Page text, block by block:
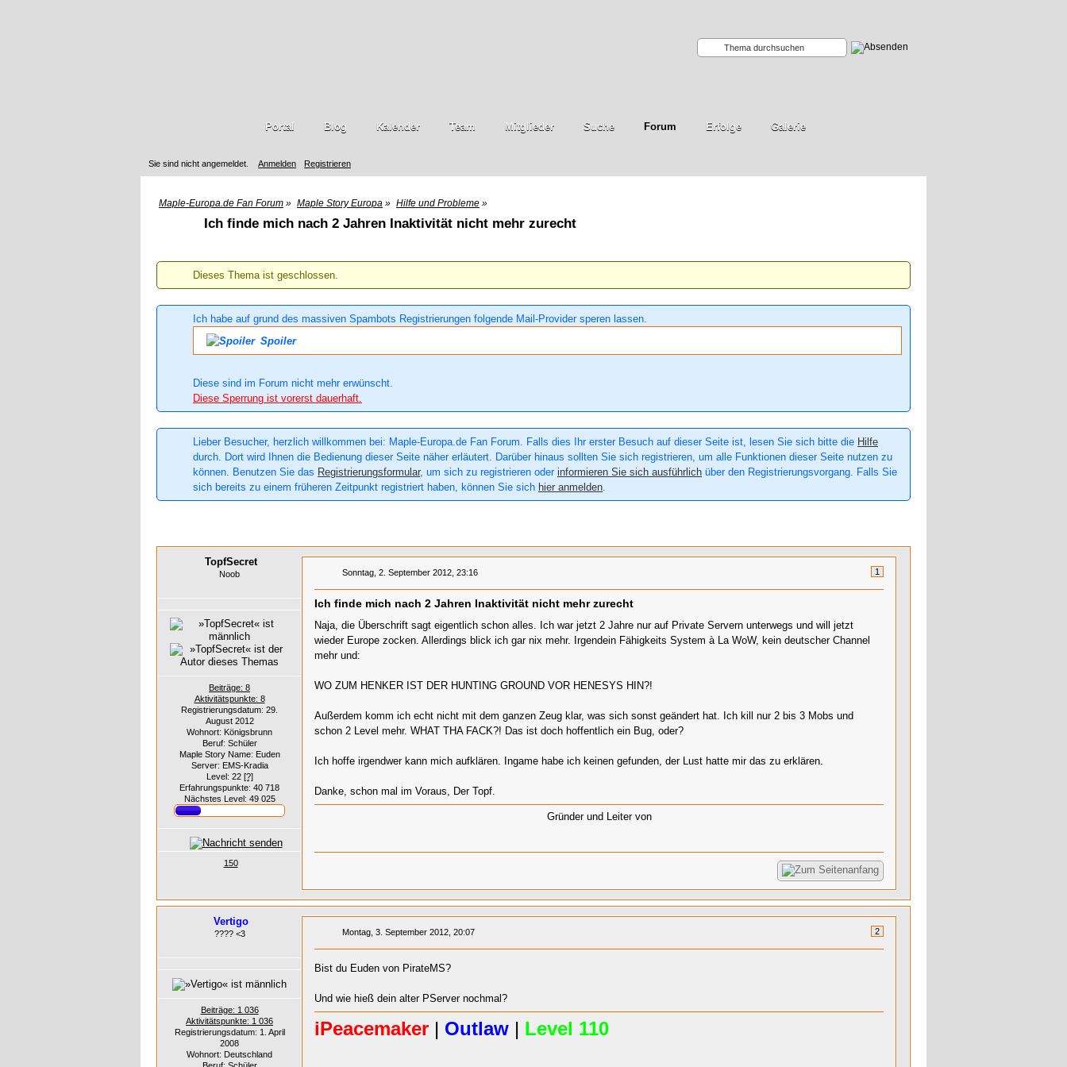
Sie sind nicht angemeldet. Anmelden Registrieren
Portal Blog Kalender Team Mitglieder Suche Forum Erfolge Galerie
Maple-Europa.de Fan Forum » Maple Story Europa » Hilfe und Probleme »
Ich finde mich nach 2 Jahren Inaktivität nicht mehr zurecht
Dieses Thema ist geschlossen.
Ich habe auf grund des massiven Spambots Registrierungen folgende Mail-Provider speren lassen.
Spoiler
Diese sind im Forum nicht mehr erwünscht.
Diese Sperrung ist vorerst dauerhaft.
Lieber Besucher, herzlich willkommen bei: Maple-Europa.de Fan Forum. Falls dies Ihr erster Besuch auf dieser Seite ist, lesen Sie sich bitte die Hilfe
durch. Dort wird Ihnen die Bedienung dieser Seite näher erläutert. Darüber hinaus sollten Sie sich registrieren, um alle Funktionen dieser Seite nutzen zu
können. Benutzen Sie das Registrierungsformular, um sich zu registrieren oder informieren Sie sich ausführlich über den Registrierungsvorgang. Falls Sie
sich bereits zu einem früheren Zeitpunkt registriert haben, können Sie sich hier anmelden.
TopfSecret
Noob
Beiträge: 8
Aktivitätspunkte: 8
Registrierungsdatum: 29.
August 2012
Wohnort: Königsbrunn
Beruf: Schüler
Maple Story Name: Euden
Server: EMS-Kradia
Level: 22 [?]
Erfahrungspunkte: 40 718
Nächstes Level: 49 025
150
1
Sonntag, 2. September 2012, 23:16
Ich finde mich nach 2 Jahren Inaktivität nicht mehr zurecht
Naja, die Überschrift sagt eigentlich schon alles. Ich war jetzt 2 Jahre nur auf Private Servern unterwegs und will jetzt
wieder Europe zocken. Allerdings blick ich gar nix mehr. Irgendein Fähigkeits System à La WoW, kein deutscher Channel
mehr und:
WO ZUM HENKER IST DER HUNTING GROUND VOR HENESYS HIN?!
Außerdem komm ich echt nicht mit dem ganzen Zeug klar, was sich sonst geändert hat. Ich kill nur 2 bis 3 Mobs und
schon 2 Level mehr. WHAT THA FACK?! Das ist doch hoffentlich ein Bug, oder?
Ich hoffe irgendwer kann mich aufklären. Ingame habe ich keinen gefunden, der Lust hatte mir das zu erklären.
Danke, schon mal im Voraus, Der Topf.
Gründer und Leiter von
Vertigo
???? <3
Beiträge: 1 036
Aktivitätspunkte: 1 036
Registrierungsdatum: 1. April
2008
Wohnort: Deutschland
2
Montag, 3. September 2012, 20:07
Bist du Euden von PirateMS?
Und wie hieß dein alter PServer nochmal?
iPeacemaker | Outlaw | Level 110